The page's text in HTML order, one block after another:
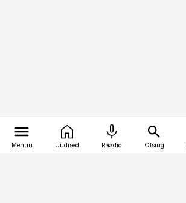
Menüü Uudised Raadio Otsing